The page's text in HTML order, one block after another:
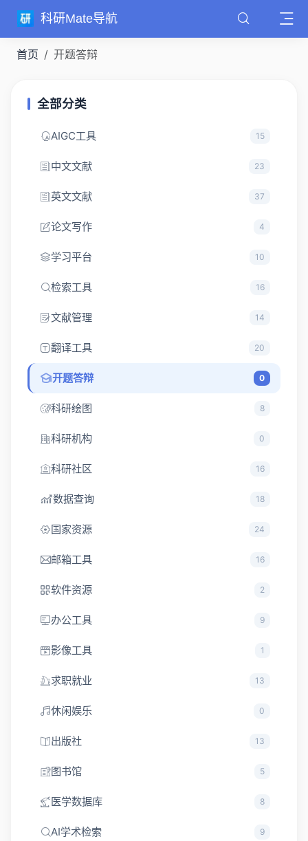
科研Mate导航
首页 开题答辩
全部分类
AIGC工具 15
中文文献 23
英文文献 37
论文写作 4
学习平台 10
检索工具 16
文献管理 14
翻译工具 20
开题答辩 0
科研绘图 8
科研机构 0
科研社区 16
数据查询 18
国家资源 24
邮箱工具 16
软件资源 2
办公工具 9
影像工具 1
求职就业 13
休闲娱乐 0
出版社 13
图书馆 5
医学数据库 8
AI学术检索 9